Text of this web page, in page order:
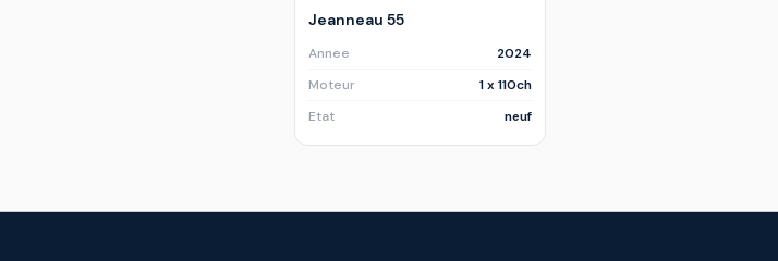
Jeanneau 55
Annee
2024
Moteur
1 x 110ch
Etat
neuf